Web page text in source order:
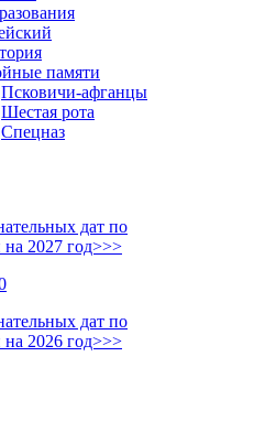
памяти
Псковичи-афганцы
Шестая рота
Спецназ
дат по
на 2027 год>>>
дат по
на 2026 год>>>